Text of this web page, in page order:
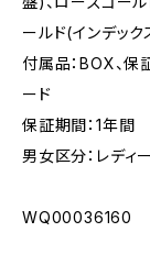
ールド(インデック
付属品：BOX、
ード
保証期間：1年間
男女区分：レディ
WQ00036160